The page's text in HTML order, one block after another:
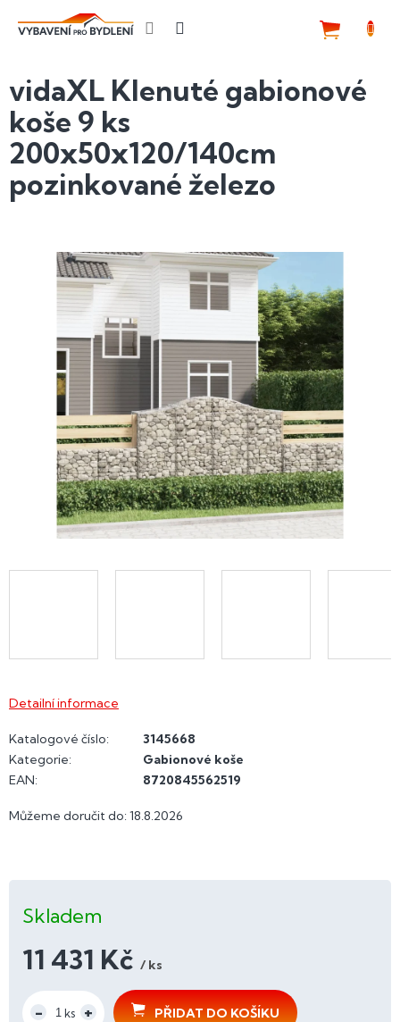
vidaXL Klenuté gabionové
koše 9 ks
200x50x120/140cm
pozinkované železo
Můžeme doručit do: 18.8.2026
Skladem
11 431 Kč / ks
cena:
PŘIDAT DO KOŠÍKU
Detailní informace
Katalogové číslo:
3145668
Kategorie:
Gabionové koše
EAN: 8720845562519